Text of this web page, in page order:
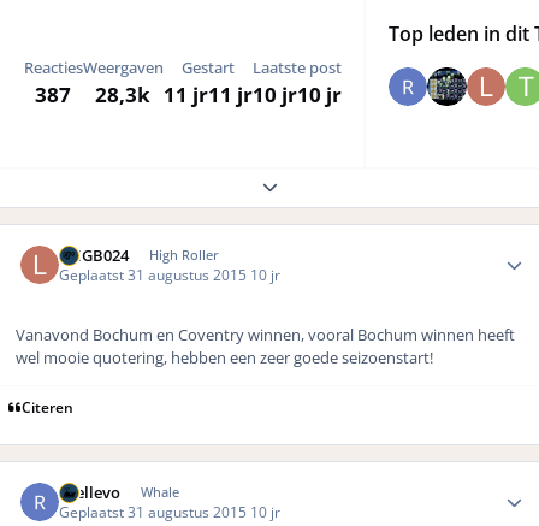
Reacties
387
Weergaven
28,3k
Gestart
11 jr11 jr
Laatste post
10 jr10 jr
Top leden in dit
Expand topic overview
LMGB024 High Roller
Geplaatst31 augustus 2015 10 jr
Vanavond Bochum en Coventry winnen, vooral Bochum winnen heeft
wel mooie quotering, hebben een zeer goede seizoenstart!
Citeren
rhellevo Whale
Geplaatst 31 augustus 2015 10 jr